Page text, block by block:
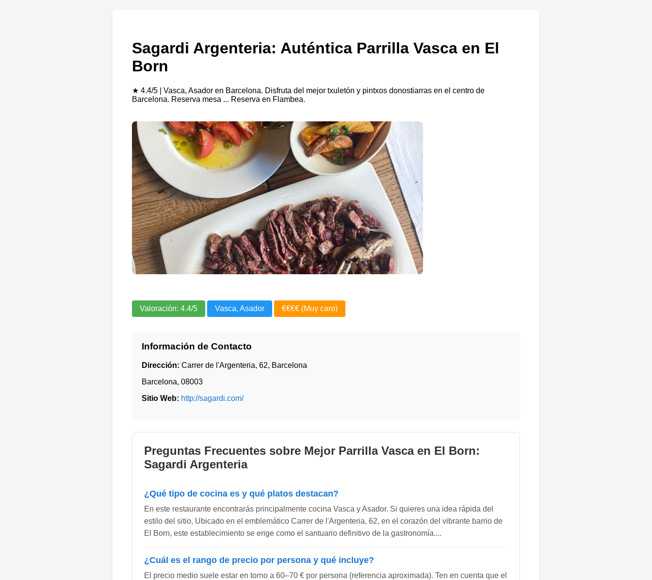
Sagardi Argenteria: Auténtica Parrilla Vasca en El
Born
★ 4.4/5 | Vasca, Asador en Barcelona. Disfruta del mejor txuletón y pintxos donostiarras en el centro de
Barcelona. Reserva mesa ... Reserva en Flambea.
Valoración: 4.4/5 Vasca, Asador €€€€ (Muy caro)
Información de Contacto
Dirección: Carrer de l'Argenteria, 62, Barcelona
Barcelona, 08003
Sitio Web: http://sagardi.com/
Preguntas Frecuentes sobre Mejor Parrilla Vasca en El Born:
Sagardi Argenteria
¿Qué tipo de cocina es y qué platos destacan?
En este restaurante encontrarás principalmente cocina Vasca y Asador. Si quieres una idea rápida del
estilo del sitio, Ubicado en el emblemático Carrer de l'Argenteria, 62, en el corazón del vibrante barrio de
El Born, este establecimiento se erige como el santuario definitivo de la gastronomía....
¿Cuál es el rango de precio por persona y qué incluye?
El precio medio suele estar en torno a 60–70 € por persona (referencia aproximada). Ten en cuenta que el